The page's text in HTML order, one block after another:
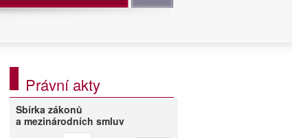
Právní akty
Sbírka zákonů
a mezinárodních smluv